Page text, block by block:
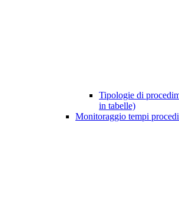
Tipologie di
in tabelle)
Monitoraggio tempi